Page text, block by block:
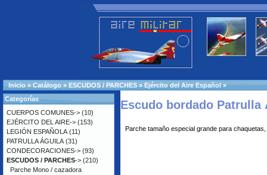
Inicio » Catálogo » ESCUDOS / PARCHES » Ejército del Aire Español »
Escudo bordado Patrulla
Parche tamaño especial grande para
Categorías
CUERPOS COMUNES-> (10)
EJÉRCITO DEL AIRE-> (153)
LEGIÓN ESPAÑOLA (11)
PATRULLA ÁGUILA (31)
CONDECORACIONES-> (93)
ESCUDOS / PARCHES-> (210)
Parche Mono / cazadora